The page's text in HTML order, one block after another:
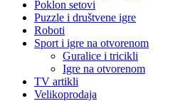
Poklon setovi
Puzzle i društvene igre
Roboti
Sport i igre na otvorenom
Guralice i tricikli
Igre na otvorenom
TV artikli
Velikoprodaja